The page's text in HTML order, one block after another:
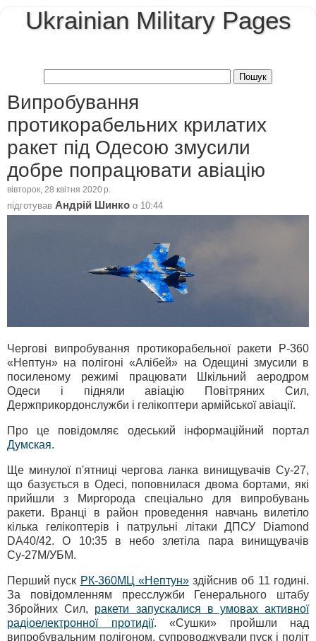
Ukrainian Military Pages
Випробування
протикорабельних крилатих
ракет під Одесою змусили
добре попрацювати авіацію
вівторок, 28 квітня 2020 р.
підготував Андрій Шинко о 10:44
Чергові випробування протикорабельної ракети Р-360
«Нептун» на полігоні «Алібей» на Одещині змусили в
посиленому режимі працювати Шкільний аеродром
Одеси і підняли авіацію Повітряних Сил,
Держприкордонслужби і гелікоптери армійської авіації.
Про це повідомляє одеський інформаційний портал
Думская.
Ще минулої п'ятниці чергова ланка винищувачів Су-27,
що базується в Одесі, поповнилася двома бортами, які
прийшли з Миргорода спеціально для випробувань
ракети. Вранці в район проведення навчань вилетіло
кілька гелікоптерів і патрульні літаки ДПСУ Diamond
DA40/42. О 10:35 в небо злетіла пара винищувачів
Су-27М/УБМ.
Перший пуск РК-360МЦ «Нептун»здійснив об 11 годині.
За повідомленням пресслужби Генерального штабу
Збройних Сил, ракети запускалися в умовах активної
радіоелектронної протидії. «Сушки» пройшли над
випробувальним полігоном, супроводжували пуск і політ